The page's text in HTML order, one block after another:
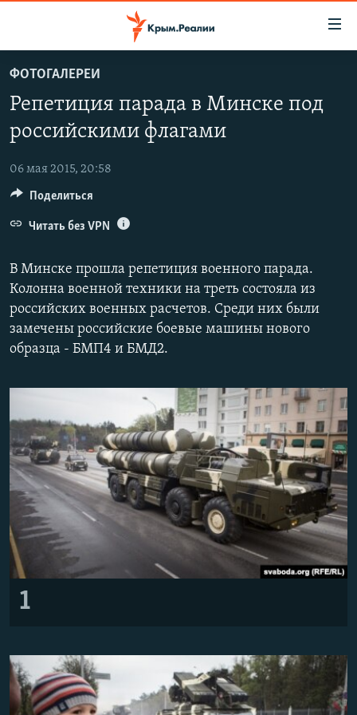
основному
содержанию
Вернутся
навигации
Вернутся
поиску
СПЕЦПРОЕКТЫ
КАРТА ВОЕННЫХ ОБЪЕКТОВ КРЫМА
11 ЛЕТ ОККУПАЦИИ КРЫМА. 11 ИСТОРИЙ СОПРОТИВЛЕНИЯ
ВОДА
ИСТОРИЯ
ЕЩЕ
ИНТЕРАКТИВ
ТЕЛЕПРОЕКТ КРЫМ.РЕАЛИИ
СОВЕТЫ ПРАВОЗАЩИТНИКОВ
ПРОПАВШИЕ БЕЗ ВЕСТИ
ELIFBE
УКРАИНСКАЯ ПРОБЛЕМА КРЫМА
РАДІО СВОБОДА
Українською
Qırımtatar
Все сайты RFE/RL
ФОТОГАЛЕРЕИ
Репетиция парада в Минске под
российскими флагами
06 мая 2015, 20:58
В Минске прошла репетиция военного парада.
Колонна военной техники на треть состояла из
российских военных расчетов. Среди них были
замечены российские боевые машины нового
образца - БМП4 и БМД2.
1
Поделиться
Читать без VPN